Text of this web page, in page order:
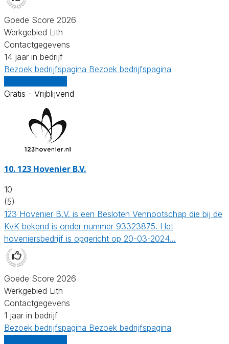
Goede Score 2026
Werkgebied Lith
Contactgegevens
14 jaar in bedrijf
Bezoek bedrijfspagina Bezoek bedrijfspagina
Gratis - Vrijblijvend
10. 123 Hovenier B.V.
10
(5)
123 Hovenier B.V. is een Besloten Vennootschap die bij de
KvK bekend is onder nummer 93323875. Het
hoveniersbedrijf is opgericht op 20-03-2024…
Goede Score 2026
Werkgebied Lith
Contactgegevens
1 jaar in bedrijf
Bezoek bedrijfspagina Bezoek bedrijfspagina